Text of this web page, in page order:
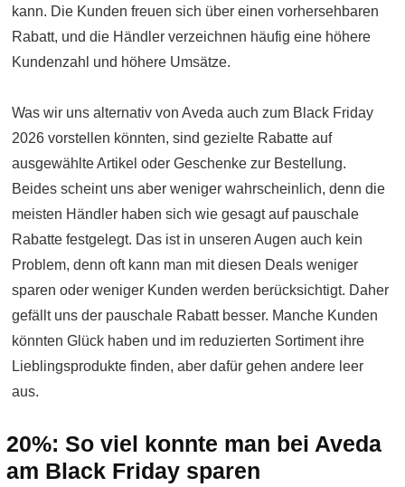
kann. Die Kunden freuen sich über einen vorhersehbaren
Rabatt, und die Händler verzeichnen häufig eine höhere
Kundenzahl und höhere Umsätze.
Was wir uns alternativ von Aveda auch zum Black Friday
2026 vorstellen könnten, sind gezielte Rabatte auf
ausgewählte Artikel oder Geschenke zur Bestellung.
Beides scheint uns aber weniger wahrscheinlich, denn die
meisten Händler haben sich wie gesagt auf pauschale
Rabatte festgelegt. Das ist in unseren Augen auch kein
Problem, denn oft kann man mit diesen Deals weniger
sparen oder weniger Kunden werden berücksichtigt. Daher
gefällt uns der pauschale Rabatt besser. Manche Kunden
könnten Glück haben und im reduzierten Sortiment ihre
Lieblingsprodukte finden, aber dafür gehen andere leer
aus.
20%: So viel konnte man bei Aveda
am Black Friday sparen